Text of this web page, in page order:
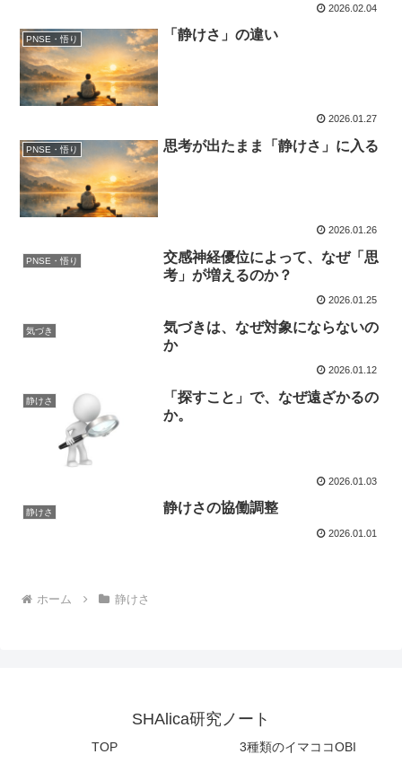
2026.02.04
PNSE・悟り 「静けさ」の違い
2026.01.27
PNSE・悟り 思考が出たまま「静けさ」に入る
2026.01.26
PNSE・悟り
交感神経優位によって、なぜ「思
考」が増えるのか？
2026.01.25
気づき
気づきは、なぜ対象にならないの
か
2026.01.12
静けさ
「探すこと」で、なぜ遠ざかるの
か。
2026.01.03
静けさ 静けさの協働調整
2026.01.01
ホーム 静けさ
SHAlica研究ノート
TOP 3種類のイマココOBI